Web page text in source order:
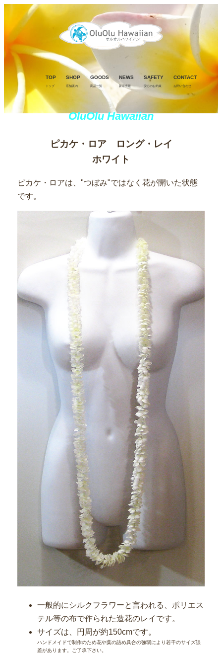
TOP
トップ
SHOP
店舗案内
GOODS
商品一覧
NEWS
新着情報
SAFETY
安心のお約束
CONTACT
お問い合わせ
OluOlu Hawaiian
ピカケ・ロア ロング・レイ
ホワイト
ピカケ・ロアは、"つぼみ"ではなく花が開いた状態
です。
一般的にシルクフラワーと言われる、ポリエス
テル等の布で作られた造花のレイです。
サイズは、円周が約150cmです。
ハンドメイドで制作のため花や葉の詰め具合の強弱により若干のサイズ誤
差があります。ご了承下さい。